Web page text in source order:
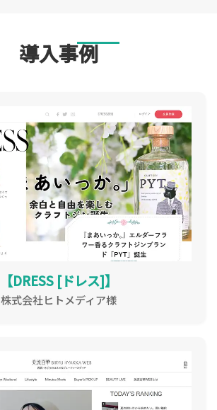
導入事例
【DRESS [ドレス]】
株式会社ヒトメディア様